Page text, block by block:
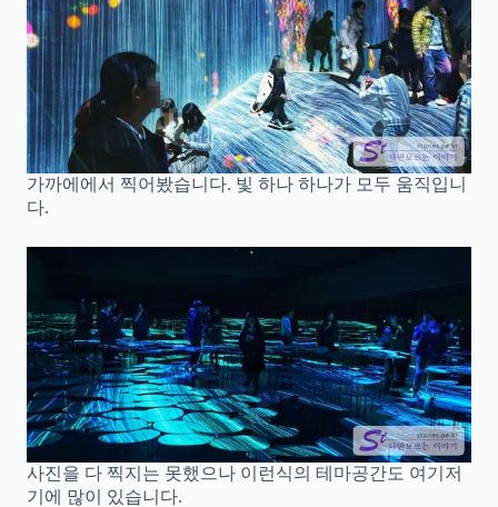
가까에에서 찍어봤습니다. 빛 하나 하나가 모두 움직입니
다.
사진을 다 찍지는 못했으나 이런식의 테마공간도 여기저
기에 많이 있습니다.